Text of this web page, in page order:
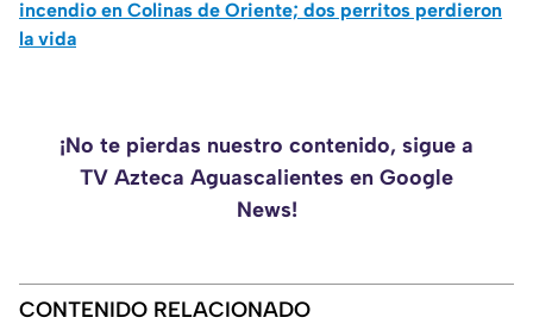
incendio en Colinas de Oriente; dos perritos perdieron
la vida
¡No te pierdas nuestro contenido, sigue a
TV Azteca Aguascalientes en Google
News!
CONTENIDO RELACIONADO